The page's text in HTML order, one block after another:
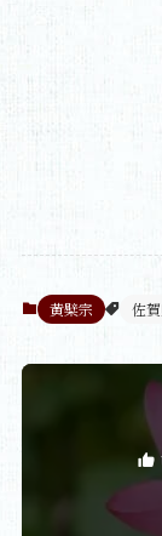
黄檗宗 佐